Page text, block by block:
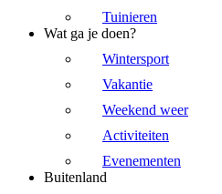
Tuinieren
Wat ga je doen?
Wintersport
Vakantie
Weekend weer
Activiteiten
Evenementen
Buitenland